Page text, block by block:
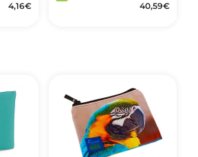
4,16€
40,59€